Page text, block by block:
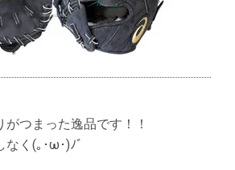
つまった逸品です！！
なく(｡･ω･)ﾉﾞ